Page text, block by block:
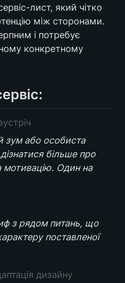
лист, який чітко
між сторонами.
і потребує
конкретному
зум або особиста
більше про
мотивацію. Один на
з рядом питань, що
поставленої
дизайну